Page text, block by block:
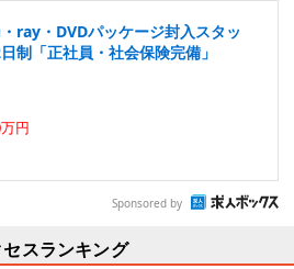
ray・DVDパッケージ封入スタッ
制「正社員・社会保険完備」
円
Sponsored by
セスランキング